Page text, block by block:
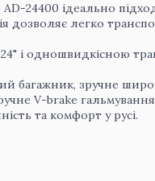
24400 ідеально
дозволяє легко
одношвидкісною
багажник, зручне
V-brake
та комфорт у русі.